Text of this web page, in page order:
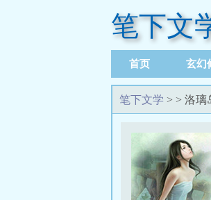
笔下文
首页 玄幻
笔下文学 > > 洛